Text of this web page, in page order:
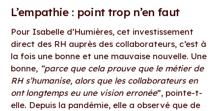
L’empathie : point trop n’en faut
Pour Isabelle d’Humières, cet investissement
direct des RH auprès des collaborateurs, c’est à
la fois une bonne et une mauvaise nouvelle. Une
bonne, “parce que cela prouve que le métier de
RH s’humanise, alors que les collaborateurs en
ont longtemps eu une vision erronée”, pointe-t-
elle. Depuis la pandémie, elle a observé que de